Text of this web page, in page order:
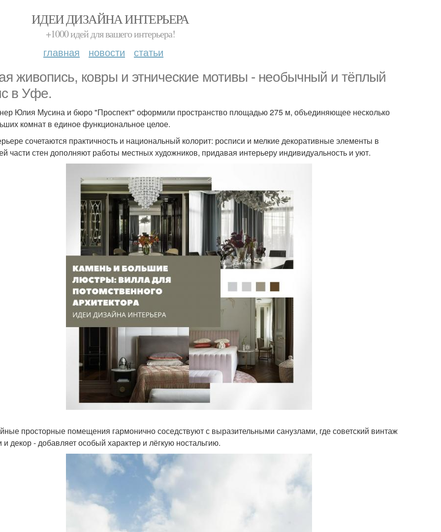
ИДЕИ ДИЗАЙНА ИНТЕРЬЕРА
+1000 идей для вашего интерьера!
главная новости статьи
живопись, ковры и этнические мотивы - необычный и тёплый
в Уфе.
Юлия Мусина и бюро "Проспект" оформили пространство площадью 275 м, объединяющее несколько
комнат в единое функциональное целое.
сочетаются практичность и национальный колорит: росписи и мелкие декоративные элементы в
части стен дополняют работы местных художников, придавая интерьеру индивидуальность и уют.
просторные помещения гармонично соседствуют с выразительными санузлами, где советский винтаж
и декор - добавляет особый характер и лёгкую ностальгию.